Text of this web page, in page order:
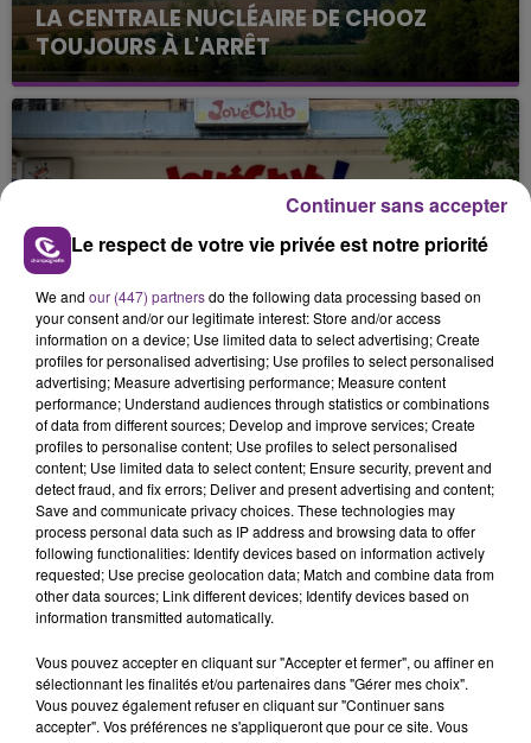
LA CENTRALE NUCLÉAIRE DE CHOOZ
TOUJOURS À L'ARRÊT
Cela fait déjà une semaine que la centrale
nucléaire ardennaise est à l'arrêt. Une situation
justifiée par la sécheresse intense qui est toujours
présente.
LE MAGASIN JOUÉCLUB DE REIMS FERME
SES PORTES
C'était l'une des institutions du centre-ville
rémois. Le magasin JouéClub est contraint de
fermer ses portes.
TITRES DIFFUSÉS
7h03
7h03 7h00
7h00
Le respect de votre vie privée est notre priorité
We and our (447) partnersdo the following data processing based on
your consent and/or our legitimate interest: Store and/or access
information on a device; Use limited data to select advertising; Create
profiles for personalised advertising; Use profiles to select personalised
advertising; Measure advertising performance; Measure content
performance; Understand audiences through statistics or combinations
of data from different sources; Develop and improve services; Create
profiles to personalise content; Use profiles to select personalised
content; Use limited data to select content; Ensure security, prevent and
detect fraud, and fix errors; Deliver and present advertising and content;
Save and communicate privacy choices. These technologies may
process personal data such as IP address and browsing data to offer
following functionalities: Identify devices based on information actively
requested; Use precise geolocation data; Match and combine data from
other data sources; Link different devices; Identify devices based on
information transmitted automatically.
Vous pouvez accepter en cliquant sur "Accepter et fermer", ou affiner en
sélectionnant les finalités et/ou partenaires dans "Gérer mes choix".
Vous pouvez également refuser en cliquant sur "Continuer sans
accepter". Vos préférences ne s'appliqueront que pour ce site. Vous
Continuer sans accepter